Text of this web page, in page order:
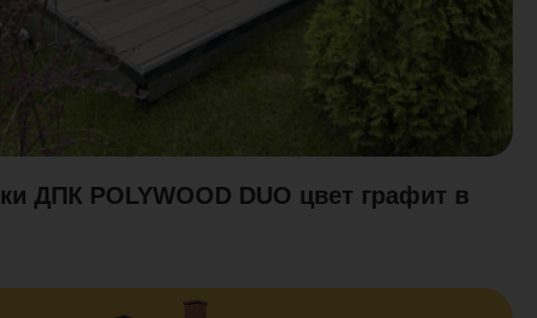
ДПК POLYWOOD DUO цвет графит в